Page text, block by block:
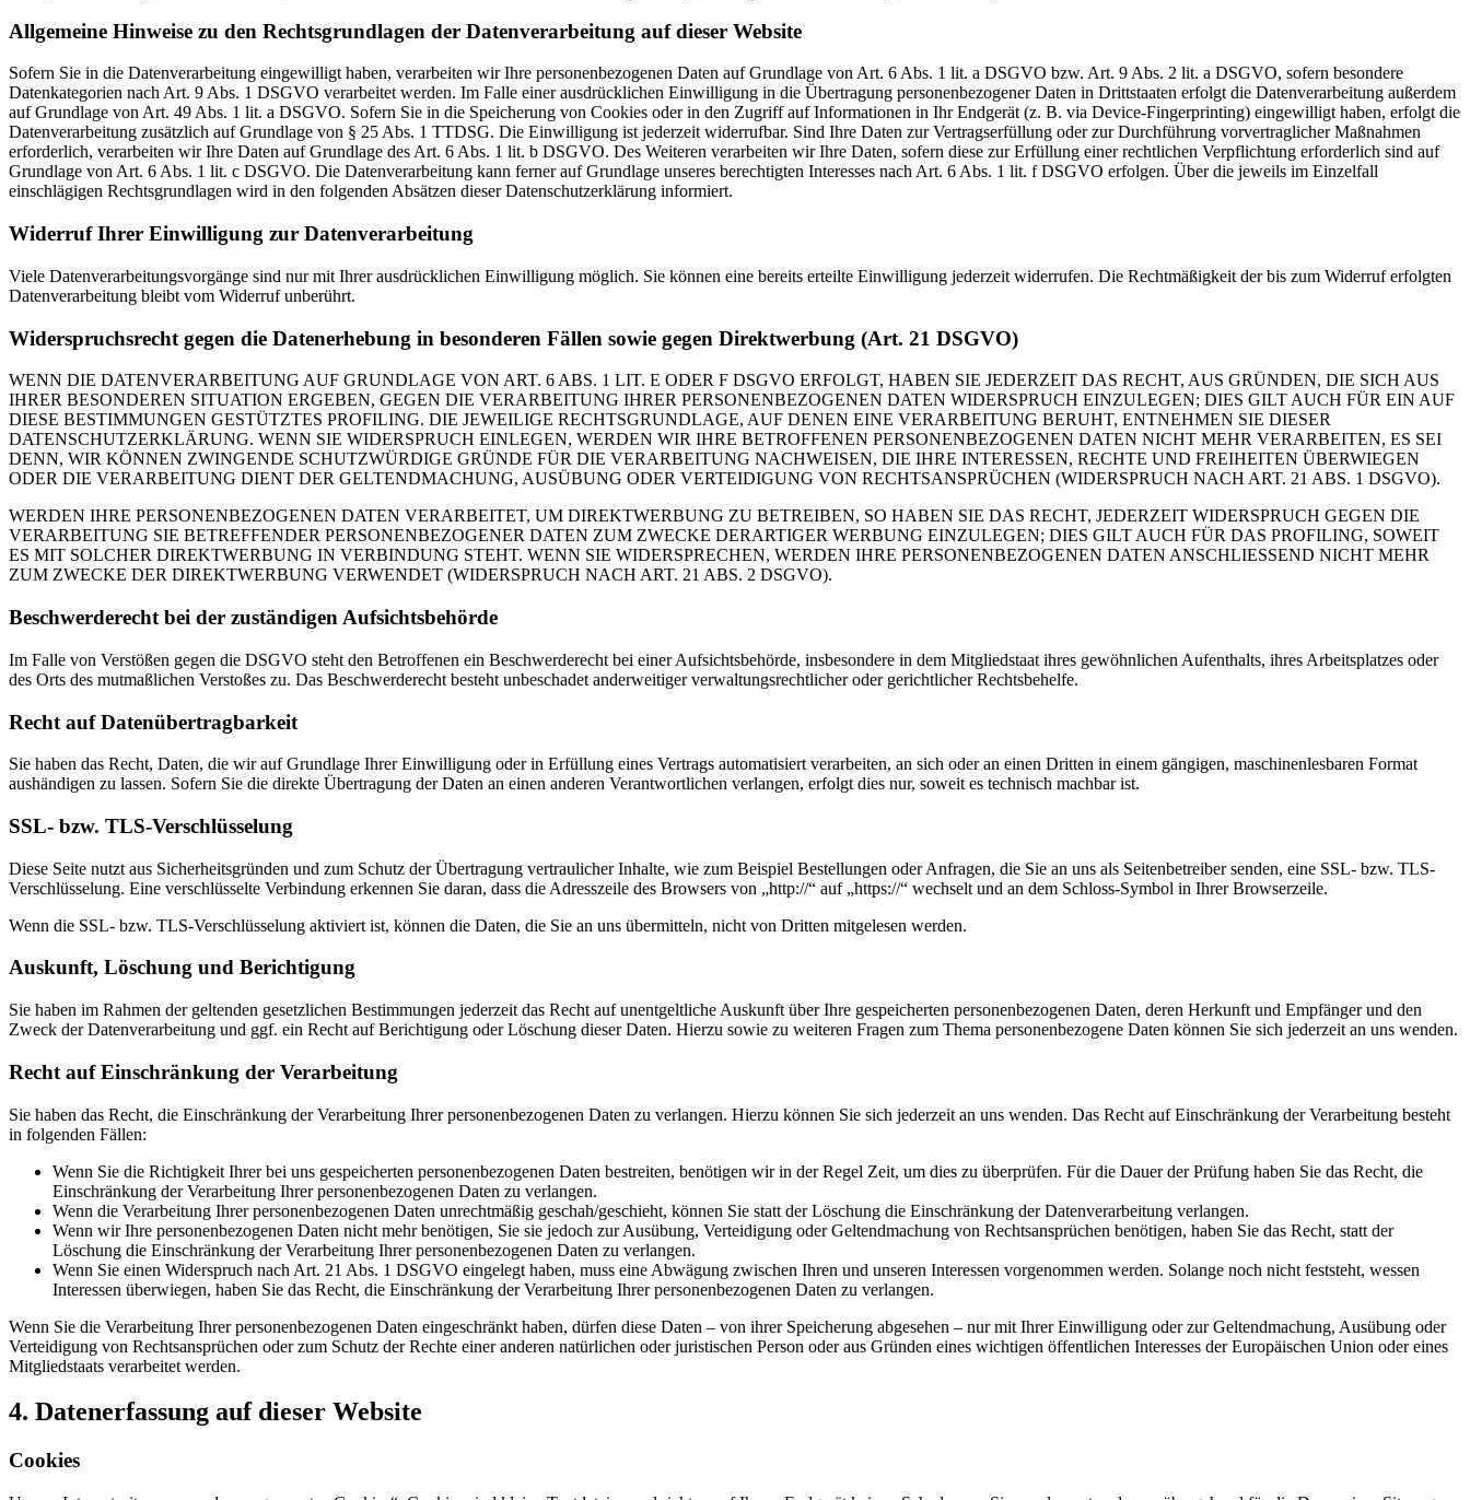
Allgemeine Hinweise zu den Rechtsgrundlagen der Datenverarbeitung auf dieser Website
Sofern Sie in die Datenverarbeitung eingewilligt haben, verarbeiten wir Ihre personenbezogenen Daten auf Grundlage von Art. 6 Abs. 1 lit. a DSGVO bzw. Art. 9 Abs. 2 lit. a DSGVO, sofern besondere
Datenkategorien nach Art. 9 Abs. 1 DSGVO verarbeitet werden. Im Falle einer ausdrücklichen Einwilligung in die Übertragung personenbezogener Daten in Drittstaaten erfolgt die Datenverarbeitung außerdem
auf Grundlage von Art. 49 Abs. 1 lit. a DSGVO. Sofern Sie in die Speicherung von Cookies oder in den Zugriff auf Informationen in Ihr Endgerät (z. B. via Device-Fingerprinting) eingewilligt haben, erfolgt die
Datenverarbeitung zusätzlich auf Grundlage von § 25 Abs. 1 TTDSG. Die Einwilligung ist jederzeit widerrufbar. Sind Ihre Daten zur Vertragserfüllung oder zur Durchführung vorvertraglicher Maßnahmen
erforderlich, verarbeiten wir Ihre Daten auf Grundlage des Art. 6 Abs. 1 lit. b DSGVO. Des Weiteren verarbeiten wir Ihre Daten, sofern diese zur Erfüllung einer rechtlichen Verpflichtung erforderlich sind auf
Grundlage von Art. 6 Abs. 1 lit. c DSGVO. Die Datenverarbeitung kann ferner auf Grundlage unseres berechtigten Interesses nach Art. 6 Abs. 1 lit. f DSGVO erfolgen. Über die jeweils im Einzelfall
einschlägigen Rechtsgrundlagen wird in den folgenden Absätzen dieser Datenschutzerklärung informiert.
Widerruf Ihrer Einwilligung zur Datenverarbeitung
Viele Datenverarbeitungsvorgänge sind nur mit Ihrer ausdrücklichen Einwilligung möglich. Sie können eine bereits erteilte Einwilligung jederzeit widerrufen. Die Rechtmäßigkeit der bis zum Widerruf erfolgten
Datenverarbeitung bleibt vom Widerruf unberührt.
Widerspruchsrecht gegen die Datenerhebung in besonderen Fällen sowie gegen Direktwerbung (Art. 21 DSGVO)
WENN DIE DATENVERARBEITUNG AUF GRUNDLAGE VON ART. 6 ABS. 1 LIT. E ODER F DSGVO ERFOLGT, HABEN SIE JEDERZEIT DAS RECHT, AUS GRÜNDEN, DIE SICH AUS
IHRER BESONDEREN SITUATION ERGEBEN, GEGEN DIE VERARBEITUNG IHRER PERSONENBEZOGENEN DATEN WIDERSPRUCH EINZULEGEN; DIES GILT AUCH FÜR EIN AUF
DIESE BESTIMMUNGEN GESTÜTZTES PROFILING. DIE JEWEILIGE RECHTSGRUNDLAGE, AUF DENEN EINE VERARBEITUNG BERUHT, ENTNEHMEN SIE DIESER
DATENSCHUTZERKLÄRUNG. WENN SIE WIDERSPRUCH EINLEGEN, WERDEN WIR IHRE BETROFFENEN PERSONENBEZOGENEN DATEN NICHT MEHR VERARBEITEN, ES SEI
DENN, WIR KÖNNEN ZWINGENDE SCHUTZWÜRDIGE GRÜNDE FÜR DIE VERARBEITUNG NACHWEISEN, DIE IHRE INTERESSEN, RECHTE UND FREIHEITEN ÜBERWIEGEN
ODER DIE VERARBEITUNG DIENT DER GELTENDMACHUNG, AUSÜBUNG ODER VERTEIDIGUNG VON RECHTSANSPRÜCHEN (WIDERSPRUCH NACH ART. 21 ABS. 1 DSGVO).
WERDEN IHRE PERSONENBEZOGENEN DATEN VERARBEITET, UM DIREKTWERBUNG ZU BETREIBEN, SO HABEN SIE DAS RECHT, JEDERZEIT WIDERSPRUCH GEGEN DIE
VERARBEITUNG SIE BETREFFENDER PERSONENBEZOGENER DATEN ZUM ZWECKE DERARTIGER WERBUNG EINZULEGEN; DIES GILT AUCH FÜR DAS PROFILING, SOWEIT
ES MIT SOLCHER DIREKTWERBUNG IN VERBINDUNG STEHT. WENN SIE WIDERSPRECHEN, WERDEN IHRE PERSONENBEZOGENEN DATEN ANSCHLIESSEND NICHT MEHR
ZUM ZWECKE DER DIREKTWERBUNG VERWENDET (WIDERSPRUCH NACH ART. 21 ABS. 2 DSGVO).
Beschwerde­recht bei der zuständigen Aufsichts­behörde
Im Falle von Verstößen gegen die DSGVO steht den Betroffenen ein Beschwerderecht bei einer Aufsichtsbehörde, insbesondere in dem Mitgliedstaat ihres gewöhnlichen Aufenthalts, ihres Arbeitsplatzes oder
des Orts des mutmaßlichen Verstoßes zu. Das Beschwerderecht besteht unbeschadet anderweitiger verwaltungsrechtlicher oder gerichtlicher Rechtsbehelfe.
Recht auf Daten­übertrag­barkeit
Sie haben das Recht, Daten, die wir auf Grundlage Ihrer Einwilligung oder in Erfüllung eines Vertrags automatisiert verarbeiten, an sich oder an einen Dritten in einem gängigen, maschinenlesbaren Format
aushändigen zu lassen. Sofern Sie die direkte Übertragung der Daten an einen anderen Verantwortlichen verlangen, erfolgt dies nur, soweit es technisch machbar ist.
SSL- bzw. TLS-Verschlüsselung
Diese Seite nutzt aus Sicherheitsgründen und zum Schutz der Übertragung vertraulicher Inhalte, wie zum Beispiel Bestellungen oder Anfragen, die Sie an uns als Seitenbetreiber senden, eine SSL- bzw. TLS-
Verschlüsselung. Eine verschlüsselte Verbindung erkennen Sie daran, dass die Adresszeile des Browsers von „http://“ auf „https://“ wechselt und an dem Schloss-Symbol in Ihrer Browserzeile.
Wenn die SSL- bzw. TLS-Verschlüsselung aktiviert ist, können die Daten, die Sie an uns übermitteln, nicht von Dritten mitgelesen werden.
Auskunft, Löschung und Berichtigung
Sie haben im Rahmen der geltenden gesetzlichen Bestimmungen jederzeit das Recht auf unentgeltliche Auskunft über Ihre gespeicherten personenbezogenen Daten, deren Herkunft und Empfänger und den
Zweck der Datenverarbeitung und ggf. ein Recht auf Berichtigung oder Löschung dieser Daten. Hierzu sowie zu weiteren Fragen zum Thema personenbezogene Daten können Sie sich jederzeit an uns wenden.
Recht auf Einschränkung der Verarbeitung
Sie haben das Recht, die Einschränkung der Verarbeitung Ihrer personenbezogenen Daten zu verlangen. Hierzu können Sie sich jederzeit an uns wenden. Das Recht auf Einschränkung der Verarbeitung besteht
in folgenden Fällen:
Wenn Sie die Richtigkeit Ihrer bei uns gespeicherten personenbezogenen Daten bestreiten, benötigen wir in der Regel Zeit, um dies zu überprüfen. Für die Dauer der Prüfung haben Sie das Recht, die
Einschränkung der Verarbeitung Ihrer personenbezogenen Daten zu verlangen.
Wenn die Verarbeitung Ihrer personenbezogenen Daten unrechtmäßig geschah/geschieht, können Sie statt der Löschung die Einschränkung der Datenverarbeitung verlangen.
Wenn wir Ihre personenbezogenen Daten nicht mehr benötigen, Sie sie jedoch zur Ausübung, Verteidigung oder Geltendmachung von Rechtsansprüchen benötigen, haben Sie das Recht, statt der
Löschung die Einschränkung der Verarbeitung Ihrer personenbezogenen Daten zu verlangen.
Wenn Sie einen Widerspruch nach Art. 21 Abs. 1 DSGVO eingelegt haben, muss eine Abwägung zwischen Ihren und unseren Interessen vorgenommen werden. Solange noch nicht feststeht, wessen
Interessen überwiegen, haben Sie das Recht, die Einschränkung der Verarbeitung Ihrer personenbezogenen Daten zu verlangen.
Wenn Sie die Verarbeitung Ihrer personenbezogenen Daten eingeschränkt haben, dürfen diese Daten – von ihrer Speicherung abgesehen – nur mit Ihrer Einwilligung oder zur Geltendmachung, Ausübung oder
Verteidigung von Rechtsansprüchen oder zum Schutz der Rechte einer anderen natürlichen oder juristischen Person oder aus Gründen eines wichtigen öffentlichen Interesses der Europäischen Union oder eines
Mitgliedstaats verarbeitet werden.
4. Datenerfassung auf dieser Website
Cookies